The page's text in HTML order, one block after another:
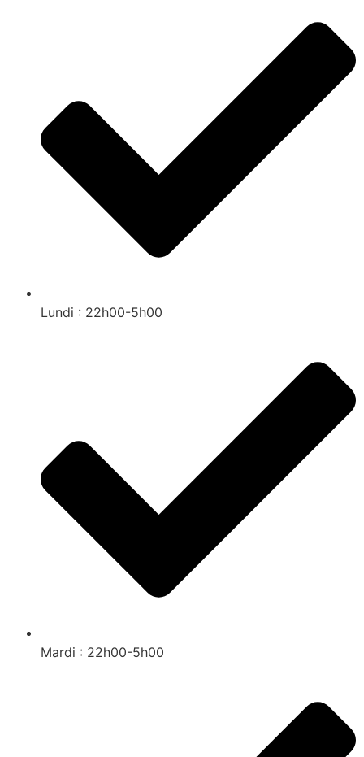
Lundi : 22h00-5h00
Mardi : 22h00-5h00